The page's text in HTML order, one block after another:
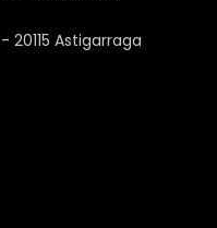
20115 Astigarraga